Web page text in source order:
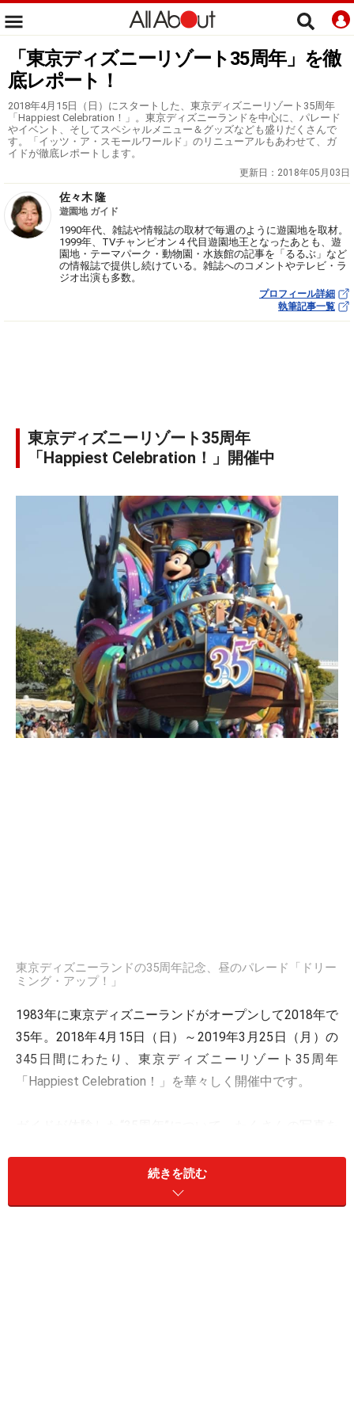
「東京ディズニーリゾート35周年」を徹
底レポート！
2018年4月15日（日）にスタートした、東京ディズニーリゾート35周年
「Happiest Celebration！」。東京ディズニーランドを中心に、パレード
やイベント、そしてスペシャルメニュー＆グッズなども盛りだくさんで
す。「イッツ・ア・スモールワールド」のリニューアルもあわせて、ガ
イドが徹底レポートします。
更新日： 2018年05月03日
佐々木 隆
遊園地 ガイド
1990年代、雑誌や情報誌の取材で毎週のように遊園地を取材。
1999年、TVチャンピオン４代目遊園地王となったあとも、遊
園地・テーマパーク・動物園・水族館の記事を「るるぶ」など
の情報誌で提供し続けている。雑誌へのコメントやテレビ・ラ
ジオ出演も多数。
プロフィール詳細
執筆記事一覧
東京ディズニーリゾート35周年
「Happiest Celebration！」開催中
東京ディズニーランドの35周年記念、昼のパレード「ドリー
ミング・アップ！」
1983年に東京ディズニーランドがオープンして2018年で
35年。2018年4月15日（日）～2019年3月25日（月）の
345日間にわたり、東京ディズニーリゾート35周年
「Happiest Celebration！」を華々しく開催中です。
と「イッツ・ア・スモールワールド」のキャラクターは
すべて紹介。ラインナップは次のとおりです。
続きを読む